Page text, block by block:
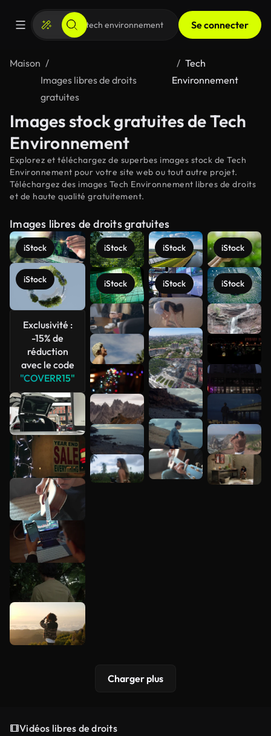
Se connecter
Maison
Images libres de droits
gratuites
Tech
Environnement
Images stock gratuites de Tech
Environnement
Explorez et téléchargez de superbes images stock de Tech
Environnement pour votre site web ou tout autre projet.
Téléchargez des images Tech Environnement libres de droits
et de haute qualité gratuitement.
Images libres de droits gratuites
iStock
iStock
Exclusivité :
-15% de
réduction
avec le code
"COVERR15"
iStock
iStock
iStock
iStock
iStock
iStock
Voir plus
Charger plus
Vidéos libres de droits